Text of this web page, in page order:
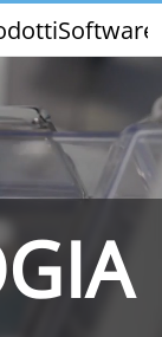
Software
THS/